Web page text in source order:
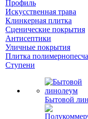
Профиль
Искусственная трава
Клинкерная плитка
Сценические покрытия
Антисептики
Уличные покрытия
Плитка
Ступени
Бытовой